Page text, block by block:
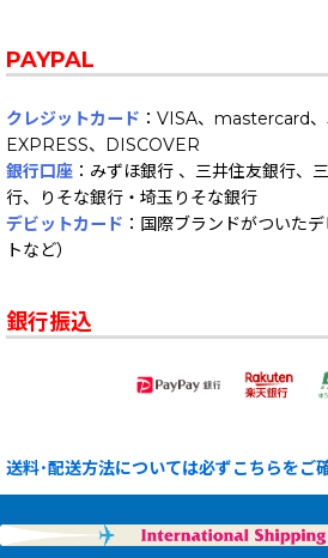
PAYPAL
クレジットカード ：VISA、mastercard
EXPRESS、DISCOVER
銀行口座 ：みずほ銀行 、三井住友銀行、
行、りそな銀行・埼玉りそな銀行
デビットカード ：国際ブランドがついた
トなど）
銀行振込
送料･配送方法については必ずこちらをご